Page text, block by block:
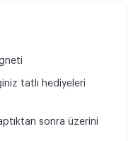
tatlı hediyeleri
sonra üzerini